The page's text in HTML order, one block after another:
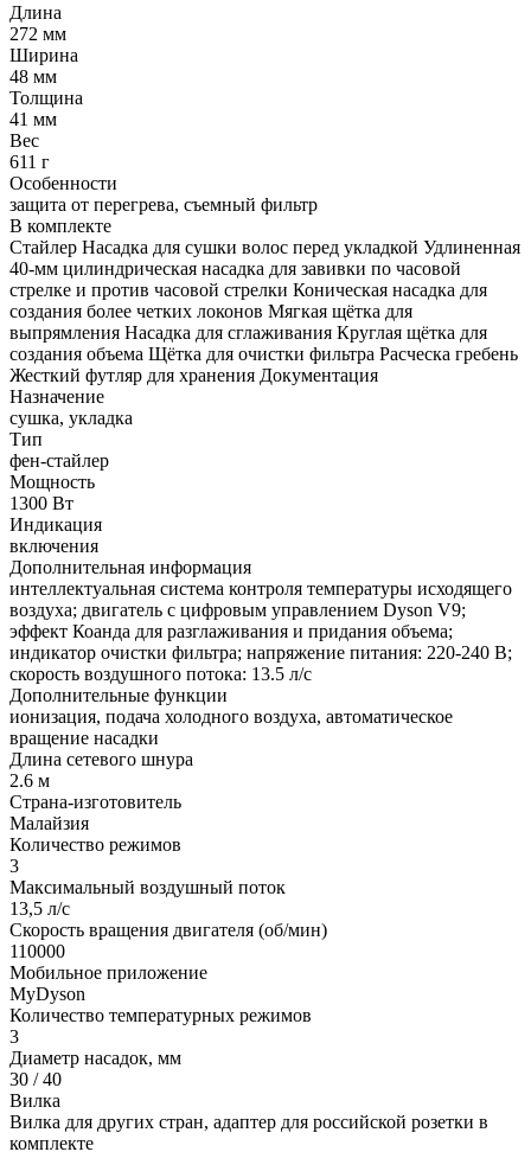
Длина
272 мм
Ширина
48 мм
Толщина
41 мм
Вес
611 г
Особенности
защита от перегрева, съемный фильтр
В комплекте
Стайлер Насадка для сушки волос перед укладкой Удлиненная
40-мм цилиндрическая насадка для завивки по часовой
стрелке и против часовой стрелки Коническая насадка для
создания более четких локонов Мягкая щётка для
выпрямления Насадка для сглаживания Круглая щётка для
создания объема Щётка для очистки фильтра Расческа гребень
Жесткий футляр для хранения Документация
Назначение
сушка, укладка
Тип
фен-стайлер
Мощность
1300 Вт
Индикация
включения
Дополнительная информация
интеллектуальная система контроля температуры исходящего
воздуха; двигатель с цифровым управлением Dyson V9;
эффект Коанда для разглаживания и придания объема;
индикатор очистки фильтра; напряжение питания: 220-240 В;
скорость воздушного потока: 13.5 л/с
Дополнительные функции
ионизация, подача холодного воздуха, автоматическое
вращение насадки
Длина сетевого шнура
2.6 м
Страна-изготовитель
Малайзия
Количество режимов
3
Максимальный воздушный поток
13,5 л/с
Скорость вращения двигателя (об/мин)
110000
Мобильное приложение
MyDyson
Количество температурных режимов
3
Диаметр насадок, мм
30 / 40
Вилка
Вилка для других стран, адаптер для российской розетки в
комплекте